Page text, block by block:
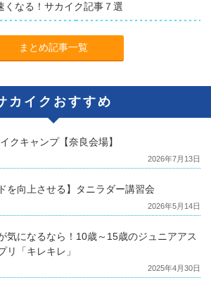
くなる！サカイク記事７選
まとめ記事一覧
カイクおすすめ
クキャンプ【奈良会場】
2026年7月13日
を向上させる】タニラダー講習会
2026年5月14日
気になるなら！10歳～15歳のジュニアアス
リ「キレキレ」
2025年4月30日